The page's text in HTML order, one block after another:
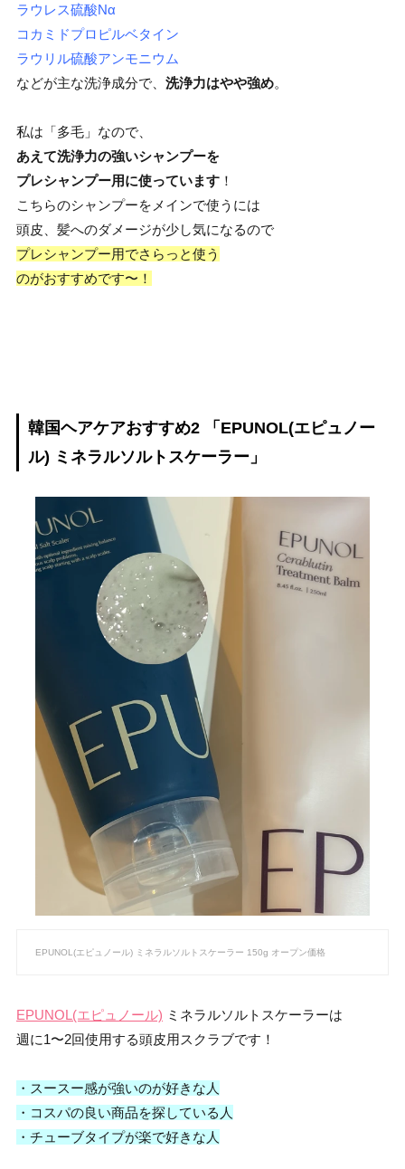
ラウレス硫酸Nα
コカミドプロピルベタイン
ラウリル硫酸アンモニウム
などが主な洗浄成分で、 洗浄力はやや強め。
私は「多毛」なので、
あえて洗浄力の強いシャンプーを
プレシャンプー用に使っています ！
こちらのシャンプーをメインで使うには
頭皮、髪へのダメージが少し気になるので
プレシャンプー用でさらっと使う
のがおすすめです〜！
韓国ヘアケアおすすめ2 「EPUNOL(エピュノー
ル) ミネラルソルトスケーラー」
EPUNOL(エピュノール) ミネラルソルトスケーラー 150g オープン価格
EPUNOL(エピュノール) ミネラルソルトスケーラーは
週に1〜2回使用する頭皮用スクラブです！
・スースー感が強いのが好きな人
・コスパの良い商品を探している人
・チューブタイプが楽で好きな人